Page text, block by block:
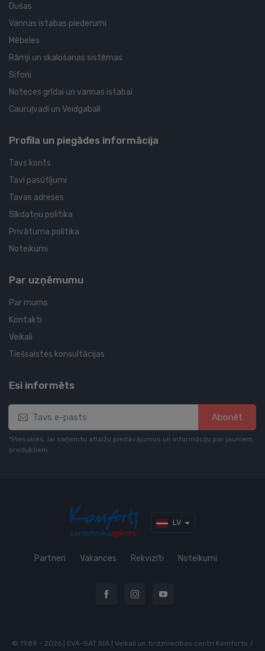
Dušas
Vannas istabas piederumi
Mēbeles
Rāmji un skalošanas sistēmas
Sifoni
Noteces grīdai un vannas istabai
Cauruļvadi un Veidgabali
Profila un piegādes informācija
Tavs konts
Tavi pasūtījumi
Tavas adreses
Sīkdatņu politika
Privātuma politika
Noteikumi
Par uzņēmumu
Par mums
Kontakti
Veikali
Tiešsaistes konsultācijas
Esi informēts
Abonēt
*Piesakies, lai saņemtu atlaižu piedāvājumus un informāciju par jauniem
produktiem
LV
Partneri Vakances Rekvizīti Noteikumi
© 1989 - 2026 | EVA-SAT SIA | Veikali un tirdzniecības centri Komforts /